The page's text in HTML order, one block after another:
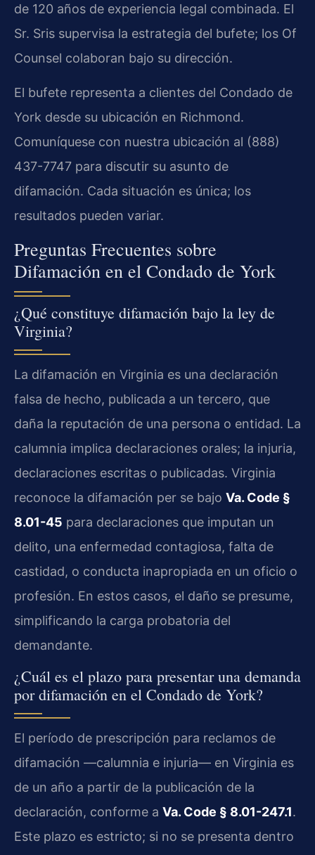
de 120 años de experiencia legal combinada. El
Sr. Sris supervisa la estrategia del bufete; los Of
Counsel colaboran bajo su dirección.
El bufete representa a clientes del Condado de
York desde su ubicación en Richmond.
Comuníquese con nuestra ubicación al (888)
437-7747 para discutir su asunto de
difamación. Cada situación es única; los
resultados pueden variar.
Preguntas Frecuentes sobre
Difamación en el Condado de York
¿Qué constituye difamación bajo la ley de
Virginia?
La difamación en Virginia es una declaración
falsa de hecho, publicada a un tercero, que
daña la reputación de una persona o entidad. La
calumnia implica declaraciones orales; la injuria,
declaraciones escritas o publicadas. Virginia
reconoce la difamación per se bajo Va. Code §
8.01-45 para declaraciones que imputan un
delito, una enfermedad contagiosa, falta de
castidad, o conducta inapropiada en un oficio o
profesión. En estos casos, el daño se presume,
simplificando la carga probatoria del
demandante.
¿Cuál es el plazo para presentar una demanda
por difamación en el Condado de York?
El período de prescripción para reclamos de
difamación —calumnia e injuria— en Virginia es
de un año a partir de la publicación de la
declaración, conforme a Va. Code § 8.01-247.1.
Este plazo es estricto; si no se presenta dentro